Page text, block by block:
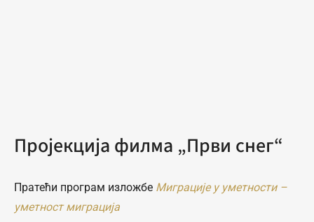
Пројекција филма „Први снег“
Пратећи програм изложбе Миграције у уметности –
уметност миграција